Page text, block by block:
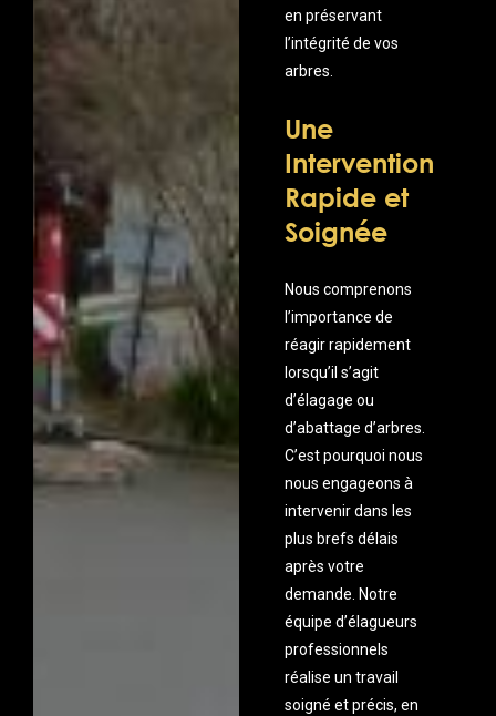
en préservant
l’intégrité de vos
arbres.
Une
Intervention
Rapide et
Soignée
Nous comprenons
l’importance de
réagir rapidement
lorsqu’il s’agit
d’élagage ou
d’abattage d’arbres.
C’est pourquoi nous
nous engageons à
intervenir dans les
plus brefs délais
après votre
demande. Notre
équipe d’élagueurs
professionnels
réalise un travail
soigné et précis, en